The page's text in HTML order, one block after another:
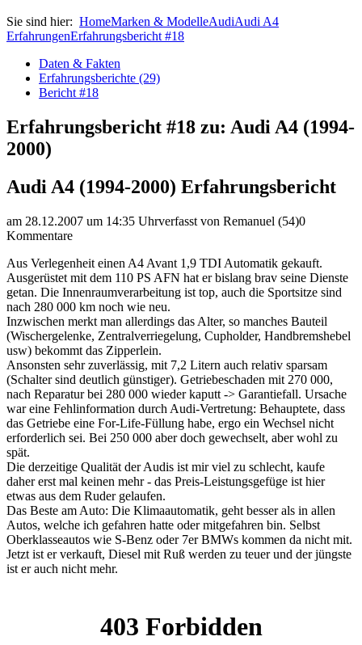
Sie sind hier: HomeMarken & ModelleAudiAudi A4
ErfahrungenErfahrungsbericht #18
Daten & Fakten
Erfahrungsberichte (29)
Bericht #18
Erfahrungsbericht #18 zu: Audi A4 (1994-
2000)
Audi A4 (1994-2000) Erfahrungsbericht
am 28.12.2007 um 14:35 Uhrverfasst von Remanuel (54)0
Kommentare
Aus Verlegenheit einen A4 Avant 1,9 TDI Automatik gekauft.
Ausgerüstet mit dem 110 PS AFN hat er bislang brav seine Dienste
getan. Die Innenraumverarbeitung ist top, auch die Sportsitze sind
nach 280 000 km noch wie neu.
Inzwischen merkt man allerdings das Alter, so manches Bauteil
(Wischergelenke, Zentralverriegelung, Cupholder, Handbremshebel
usw) bekommt das Zipperlein.
Ansonsten sehr zuverlässig, mit 7,2 Litern auch relativ sparsam
(Schalter sind deutlich günstiger). Getriebeschaden mit 270 000,
nach Reparatur bei 280 000 wieder kaputt -> Garantiefall. Ursache
war eine Fehlinformation durch Audi-Vertretung: Behauptete, dass
das Getriebe eine For-Life-Füllung habe, ergo ein Wechsel nicht
erforderlich sei. Bei 250 000 aber doch gewechselt, aber wohl zu
spät.
Die derzeitige Qualität der Audis ist mir viel zu schlecht, kaufe
daher erst mal keinen mehr - das Preis-Leistungsgefüge ist hier
etwas aus dem Ruder gelaufen.
Das Beste am Auto: Die Klimaautomatik, geht besser als in allen
Autos, welche ich gefahren hatte oder mitgefahren bin. Selbst
Oberklasseautos wie S-Benz oder 7er BMWs kommen da nicht mit.
Jetzt ist er verkauft, Diesel mit Ruß werden zu teuer und der jüngste
ist er auch nicht mehr.